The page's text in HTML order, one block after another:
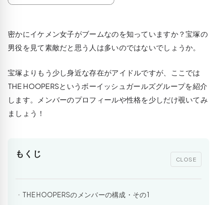
密かにイケメン女子がブームなのを知っていますか？宝塚の
男役を見て素敵だと思う人は多いのではないでしょうか。
宝塚よりもう少し身近な存在がアイドルですが、ここでは
THE HOOPERSというボーイッシュガールズグループを紹介
します。メンバーのプロフィールや性格を少しだけ覗いてみ
ましょう！
もくじ
CLOSE
THE HOOPERSのメンバーの構成・その1